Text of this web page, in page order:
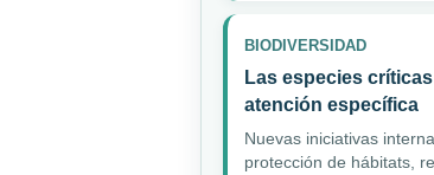
BIODIVERSIDAD
Las especies
atención específica
Nuevas iniciativas
protección de hábitats,